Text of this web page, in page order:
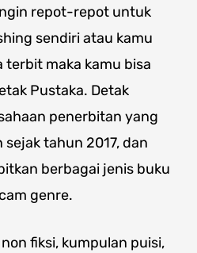
repot-repot untuk
sendiri atau kamu
terbit maka kamu bisa
Pustaka. Detak
penerbitan yang
tahun 2017, dan
berbagai jenis buku
genre.
fiksi, kumpulan puisi,